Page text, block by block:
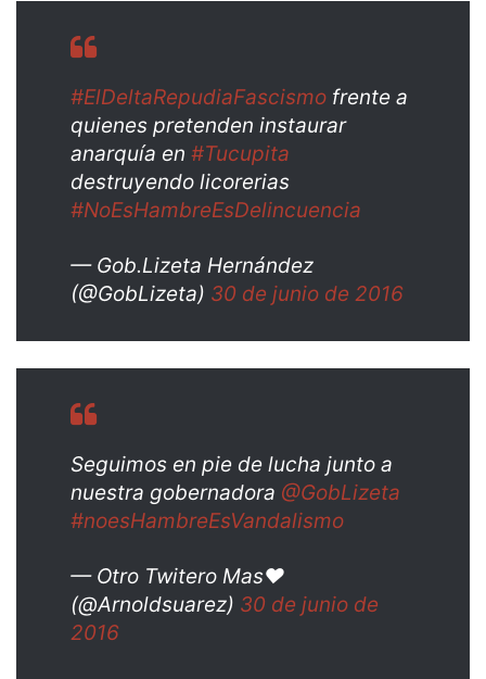
#ElDeltaRepudiaFascismo frente a
quienes pretenden instaurar
anarquía en #Tucupita
destruyendo licorerias
#NoEsHambreEsDelincuencia
— Gob.Lizeta Hernández
(@GobLizeta) 30 de junio de 2016
Seguimos en pie de lucha junto a
nuestra gobernadora @GobLizeta
#noesHambreEsVandalismo
— Otro Twitero Mas♥
(@Arnoldsuarez) 30 de junio de
2016